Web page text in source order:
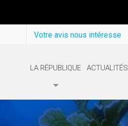
Votre avis nous intéresse
LA RÉPUBLIQUE ACTUALITÉS